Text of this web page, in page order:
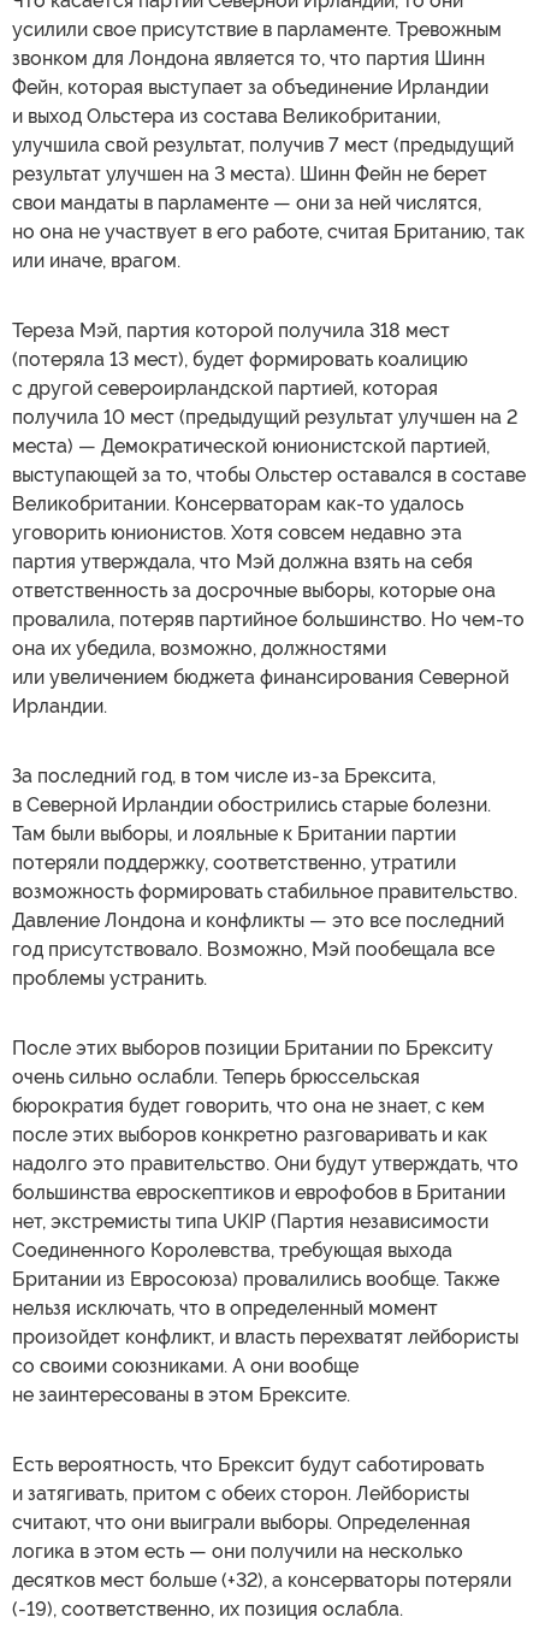
усилили свое присутствие в парламенте. Тревожным
звонком для Лондона является то, что партия Шинн
Фейн, которая выступает за объединение Ирландии
и выход Ольстера из состава Великобритании,
улучшила свой результат, получив 7 мест (предыдущий
результат улучшен на 3 места). Шинн Фейн не берет
свои мандаты в парламенте — они за ней числятся,
но она не участвует в его работе, считая Британию, так
или иначе, врагом.
Тереза Мэй, партия которой получила 318 мест
(потеряла 13 мест), будет формировать коалицию
с другой североирландской партией, которая
получила 10 мест (предыдущий результат улучшен на 2
места) — Демократической юнионистской партией,
выступающей за то, чтобы Ольстер оставался в составе
Великобритании. Консерваторам как-то удалось
уговорить юнионистов. Хотя совсем недавно эта
партия утверждала, что Мэй должна взять на себя
ответственность за досрочные выборы, которые она
провалила, потеряв партийное большинство. Но чем-то
она их убедила, возможно, должностями
или увеличением бюджета финансирования Северной
Ирландии.
За последний год, в том числе из-за Брексита,
в Северной Ирландии обострились старые болезни.
Там были выборы, и лояльные к Британии партии
потеряли поддержку, соответственно, утратили
возможность формировать стабильное правительство.
Давление Лондона и конфликты — это все последний
год присутствовало. Возможно, Мэй пообещала все
проблемы устранить.
После этих выборов позиции Британии по Брекситу
очень сильно ослабли. Теперь брюссельская
бюрократия будет говорить, что она не знает, с кем
после этих выборов конкретно разговаривать и как
надолго это правительство. Они будут утверждать, что
большинства евроскептиков и еврофобов в Британии
нет, экстремисты типа UKIP (Партия независимости
Соединенного Королевства, требующая выхода
Британии из Евросоюза) провалились вообще. Также
нельзя исключать, что в определенный момент
произойдет конфликт, и власть перехватят лейбористы
со своими союзниками. А они вообще
не заинтересованы в этом Брексите.
Есть вероятность, что Брексит будут саботировать
и затягивать, притом с обеих сторон. Лейбористы
считают, что они выиграли выборы. Определенная
логика в этом есть — они получили на несколько
десятков мест больше (+32), а консерваторы потеряли
(-19), соответственно, их позиция ослабла.